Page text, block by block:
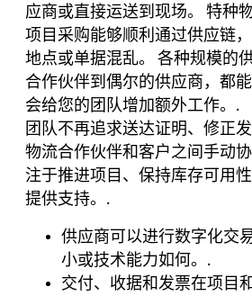
应商或直接运送到现场。 特种
项目采购能够顺利通过供应链
地点或单据混乱。 各种规模的
合作伙伴到偶尔的供应商，都
会给您的团队增加额外工作。.
团队不再追求送达证明、修正
物流合作伙伴和客户之间手动
注于推进项目、保持库存可用
提供支持。.
供应商可以进行数字化交
小或技术能力如何。.
交付、收据和发票在项目